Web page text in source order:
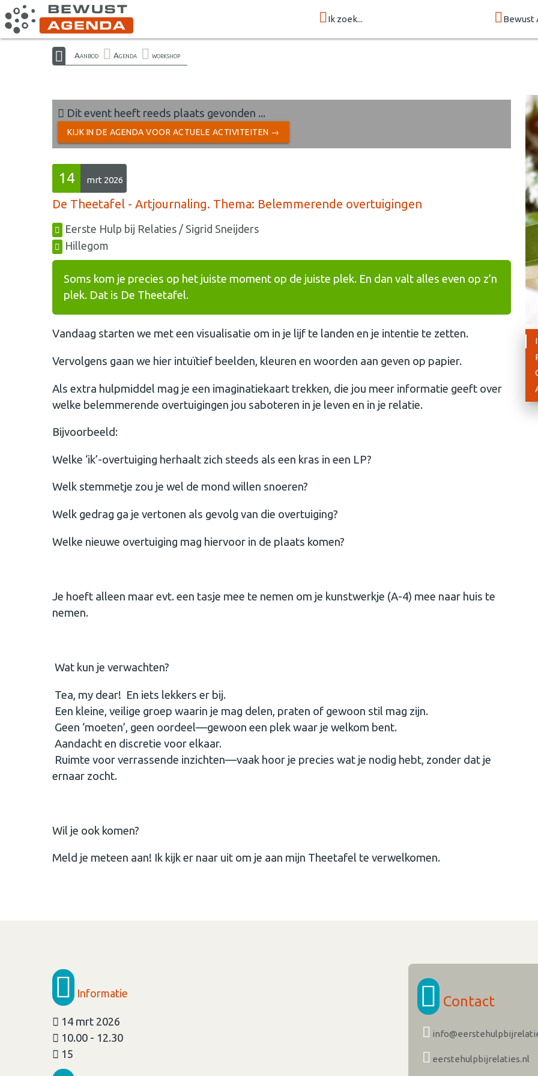
Ik zoek... Bewust
Aanbod Agenda workshop
Dit event heeft reeds plaats gevonden ...
KIJK IN DE AGENDA VOOR ACTUELE ACTIVITEITEN →
14 mrt 2026
De Theetafel - Artjournaling. Thema: Belemmerende overtuigingen
Eerste Hulp bij Relaties / Sigrid Sneijders
Hillegom
Soms kom je precies op het juiste moment op de juiste plek. En dan valt alles even op z’n
plek. Dat is De Theetafel.
Vandaag starten we met een visualisatie om in je lijf te landen en je intentie te zetten.
Vervolgens gaan we hier intuïtief beelden, kleuren en woorden aan geven op papier.
Als extra hulpmiddel mag je een imaginatiekaart trekken, die jou meer informatie geeft over
welke belemmerende overtuigingen jou saboteren in je leven en in je relatie.
Bijvoorbeeld:
Welke ‘ik’-overtuiging herhaalt zich steeds als een kras in een LP?
Welk stemmetje zou je wel de mond willen snoeren?
Welk gedrag ga je vertonen als gevolg van die overtuiging?
Welke nieuwe overtuiging mag hiervoor in de plaats komen?
Je hoeft alleen maar evt. een tasje mee te nemen om je kunstwerkje (A-4) mee naar huis te
nemen.
Wat kun je verwachten?
Tea, my dear! En iets lekkers er bij.
Een kleine, veilige groep waarin je mag delen, praten of gewoon stil mag zijn.
Geen ‘moeten’, geen oordeel—gewoon een plek waar je welkom bent.
Aandacht en discretie voor elkaar.
Ruimte voor verrassende inzichten—vaak hoor je precies wat je nodig hebt, zonder dat je
ernaar zocht.
Wil je ook komen?
Meld je meteen aan! Ik kijk er naar uit om je aan mijn Theetafel te verwelkomen.
Informatie
14 mrt 2026
10.00 - 12.30
15
Contact
eerstehulpbijrelaties.nl